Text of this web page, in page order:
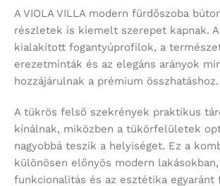
A VIOLA VILLA modern fürdőszoba
részletek is kiemelt szerepet kapnak.
kialakított fogantyúprofilok, a
erezetminták és az elegáns arányok
hozzájárulnak a prémium összhatáshoz.
A tükrös felső szekrények praktikus
kínálnak, miközben a tükörfelületek
nagyobbá teszik a helyiséget. Ez a
különösen előnyös modern
funkcionalitás és az esztétika egyaránt